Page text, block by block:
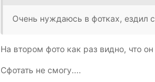
Очень нуждаюсь в фотках, ездил
На втором фото как раз видно, что
Сфотать не смогу....